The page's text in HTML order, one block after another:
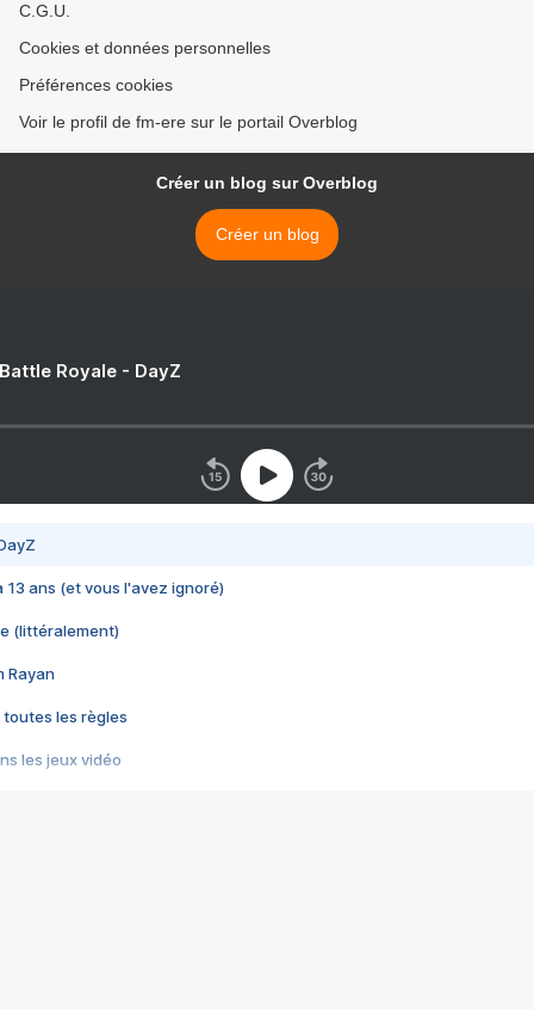
C.G.U.
Cookies et données personnelles
Préférences cookies
Voir le profil de fm-ere sur le portail Overblog
Créer un blog sur Overblog
Créer un blog
Royale - DayZ
13 ans (et vous l'avez ignoré)
(littéralement)
Rayan
toutes les règles
les jeux vidéo